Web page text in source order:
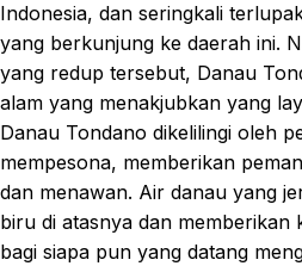
Indonesia, dan seringkali
yang berkunjung ke daerah ini.
yang redup tersebut, Danau
alam yang menakjubkan yang
Danau Tondano dikelilingi oleh
mempesona, memberikan
dan menawan. Air danau yang
biru di atasnya dan memberikan
bagi siapa pun yang datang